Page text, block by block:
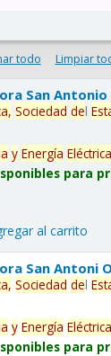
todo Limpiar
San
Sociedad del
y Energía
para
al carrito
San Antoni
Sociedad del
y Energía
para